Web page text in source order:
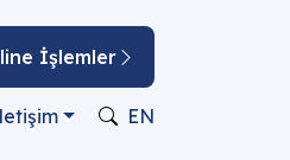
İşlemler
EN